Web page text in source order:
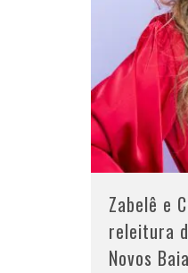
Zabelê e
releitura
Novos